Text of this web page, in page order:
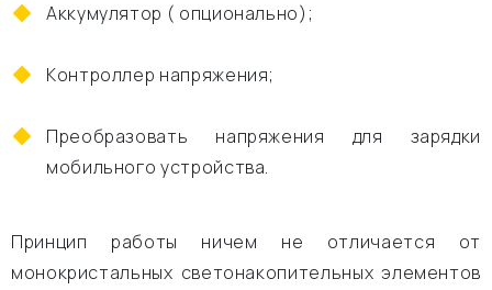
Аккумулятор ( опционально);
Контроллер напряжения;
Преобразовать напряжения для зарядки
мобильного устройства.
Принцип работы ничем не отличается от
монокристальных светонакопительных элементов